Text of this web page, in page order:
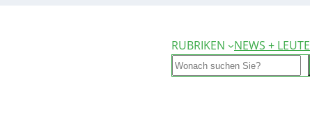
RUBRIKEN
NEWS + LEUTE
Search